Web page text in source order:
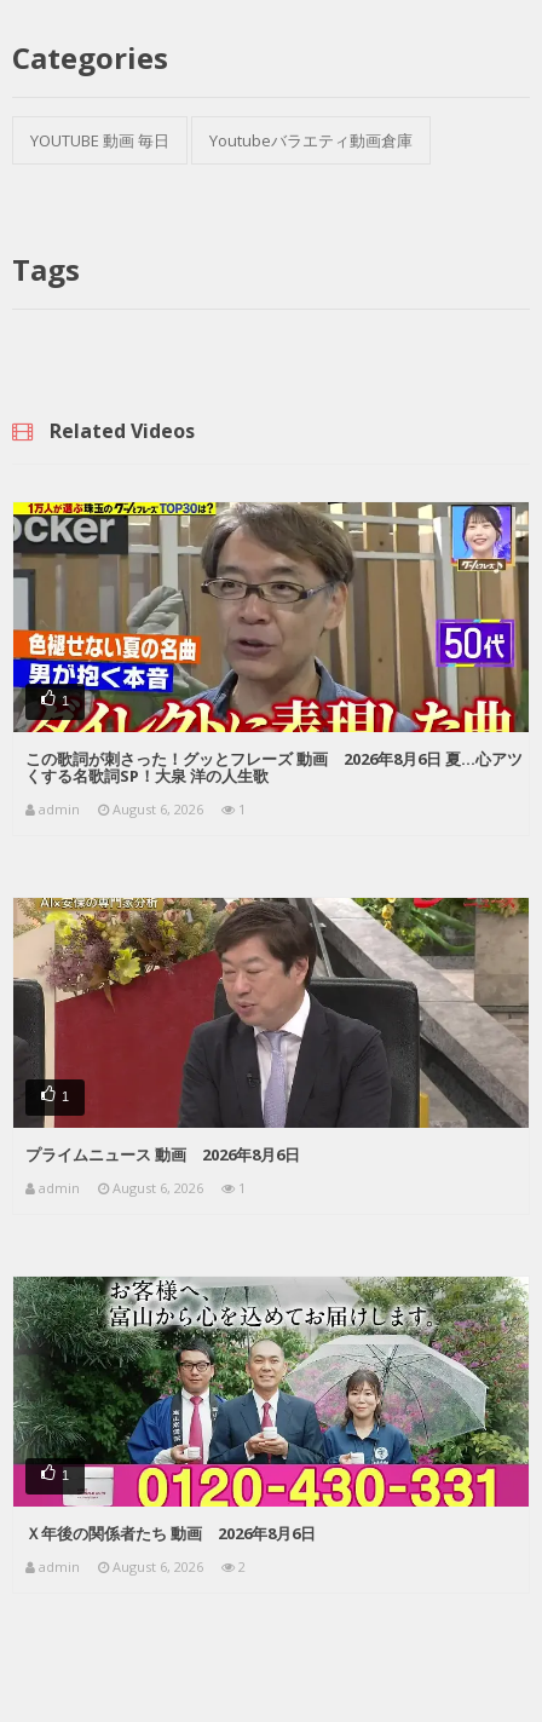
Categories
YOUTUBE 動画 毎日 Youtubeバラエティ動画倉庫
Tags
Related Videos
1
この歌詞が刺さった！グッとフレーズ 動画 2026年8月6日 夏…心アツ
くする名歌詞SP！大泉 洋の人生歌
admin August 6, 2026 1
1
プライムニュース 動画 2026年8月6日
admin August 6, 2026 1
1
Ｘ年後の関係者たち 動画 2026年8月6日
admin August 6, 2026 2